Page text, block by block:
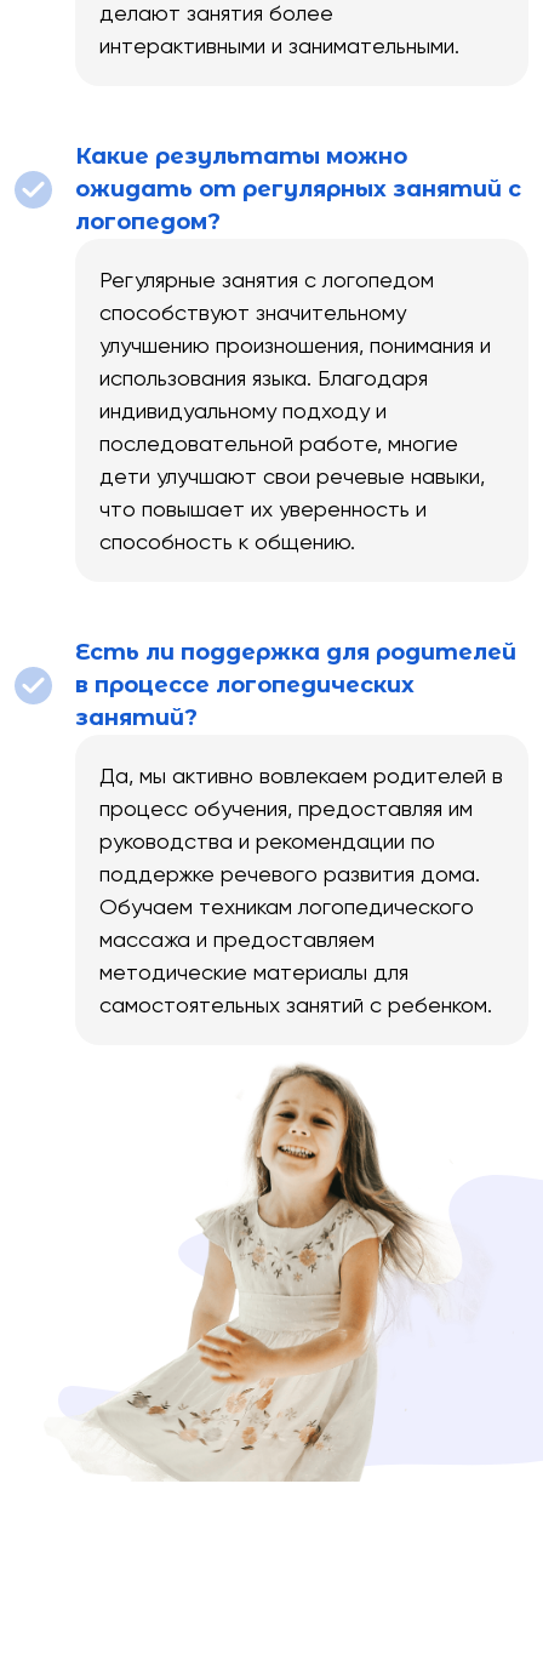
делают занятия более
интерактивными и занимательными.
Какие результаты можно
ожидать от регулярных занятий с
логопедом?
Регулярные занятия с логопедом
способствуют значительному
улучшению произношения, понимания и
использования языка. Благодаря
индивидуальному подходу и
последовательной работе, многие
дети улучшают свои речевые навыки,
что повышает их уверенность и
способность к общению.
Есть ли поддержка для родителей
в процессе логопедических
занятий?
Да, мы активно вовлекаем родителей в
процесс обучения, предоставляя им
руководства и рекомендации по
поддержке речевого развития дома.
Обучаем техникам логопедического
массажа и предоставляем
методические материалы для
самостоятельных занятий с ребенком.